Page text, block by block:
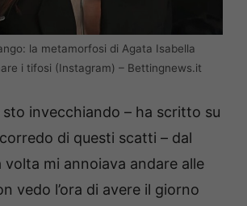
la metamorfosi di Agata Isabella
i tifosi (Instagram) – Bettingnews.it
sto invecchiando – ha scritto su
di questi scatti – dal
mi annoiava andare alle
vedo l’ora di avere il giorno